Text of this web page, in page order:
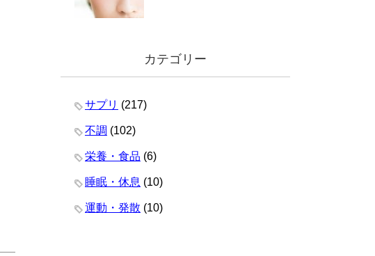
カテゴリー
サプリ (217)
不調 (102)
栄養・食品 (6)
睡眠・休息 (10)
運動・発散 (10)